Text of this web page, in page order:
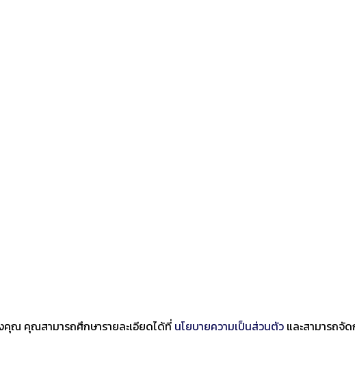
คุณ คุณสามารถศึกษารายละเอียดได้ที่ นโยบายความเป็นส่วนตัว และสามารถจั